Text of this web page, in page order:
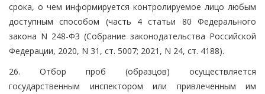
срока, о чем информируется контролируемое лицо любым
доступным способом (часть 4 статьи 80 Федерального
закона N 248-ФЗ (Собрание законодательства Российской
Федерации, 2020, N 31, ст. 5007; 2021, N 24, ст. 4188).
26. Отбор проб (образцов) осуществляется
государственным инспектором или привлеченным им